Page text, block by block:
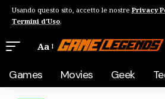
Usando questo sito, accetto le nostre Privacy
Termini d'Uso.
Aa
Games Movies Geek